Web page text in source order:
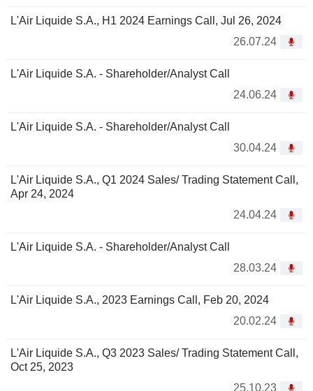
L'Air Liquide S.A., H1 2024 Earnings Call, Jul 26, 2024
26.07.24
L'Air Liquide S.A. - Shareholder/Analyst Call
24.06.24
L'Air Liquide S.A. - Shareholder/Analyst Call
30.04.24
L'Air Liquide S.A., Q1 2024 Sales/ Trading Statement Call,
Apr 24, 2024
24.04.24
L'Air Liquide S.A. - Shareholder/Analyst Call
28.03.24
L'Air Liquide S.A., 2023 Earnings Call, Feb 20, 2024
20.02.24
L'Air Liquide S.A., Q3 2023 Sales/ Trading Statement Call,
Oct 25, 2023
25.10.23